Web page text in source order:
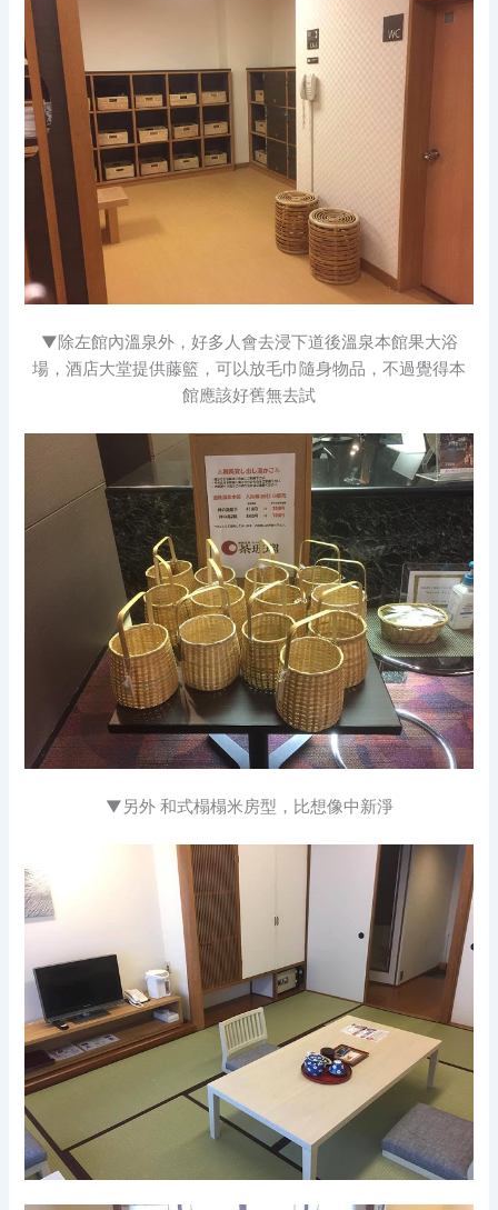
▼除左館內溫泉外，好多人會去浸下道後溫泉本館果大浴
場，酒店大堂提供藤籃，可以放毛巾隨身物品，不過覺得本
館應該好舊無去試
▼另外 和式榻榻米房型，比想像中新淨